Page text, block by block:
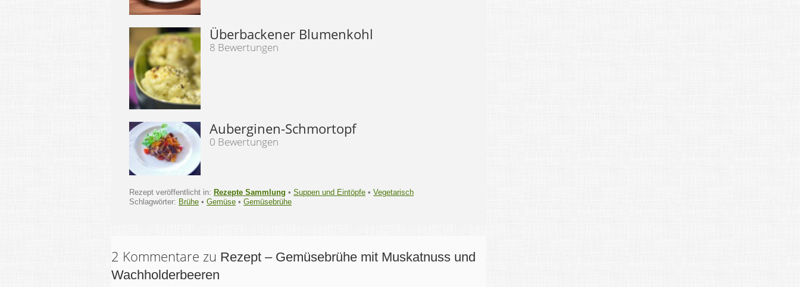
Überbackener Blumenkohl
8 Bewertungen
Auberginen-Schmortopf
0 Bewertungen
Rezept veröffentlicht in: Rezepte Sammlung • Suppen und Eintöpfe • Vegetarisch
Schlagwörter: Brühe • Gemüse • Gemüsebrühe
2 Kommentare zu Rezept – Gemüsebrühe mit Muskatnuss und
Wachholderbeeren